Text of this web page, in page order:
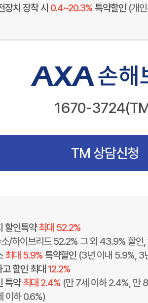
장치 장착 시 0.4~20.3% 특약할인 (개
1670-
TM 상담신청
할인특약최대 52.2%
/하이브리드 52.2% 그 외 43.9% 할인
최대 5.9% 특약할인 (3년 이내 5.9%, 3
할인 최대 12.2%
특약최대 2.4% (만 7세 이하 2.4%, 만
이하 0.6%)